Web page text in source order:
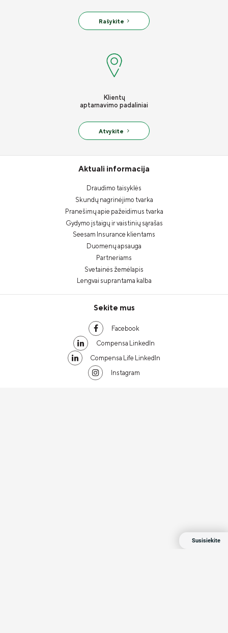
Rašykite
Klientų
aptarnavimo padaliniai
Atvykite
Aktuali informacija
Draudimo taisyklės
Skundų nagrinėjimo tvarka
Pranešimų apie pažeidimus tvarka
Gydymo įstaigų ir vaistinių sąrašas
Seesam Insurance klientams
Duomenų apsauga
Partneriams
Svetainės žemėlapis
Lengvai suprantama kalba
Sekite mus
Facebook
Compensa LinkedIn
Compensa Life LinkedIn
Instagram
Susisiekite